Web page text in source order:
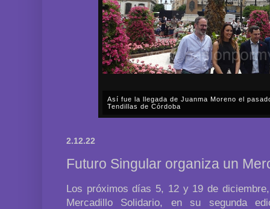
Así fue la llegada de Juanma Moreno el
Tendillas de Córdoba
2.12.22
Futuro Singular organiza un
Los próximos días 5, 12 y 19 de
Mercadillo Solidario, en su segunda